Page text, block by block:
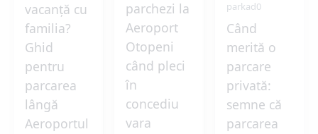
vacanță cu
familia?
Ghid
pentru
parcarea
lângă
Aeroportul
parchezi la
Aeroport
Otopeni
când pleci
în
concediu
vara
parkad0
Când
merită o
parcare
privată:
semne că
parcarea